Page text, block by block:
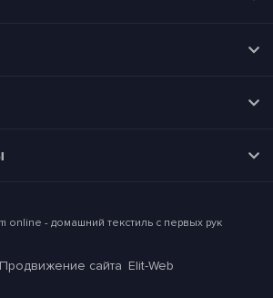
- домашний текстиль с первых рук
Продвижение сайта Elit-Web